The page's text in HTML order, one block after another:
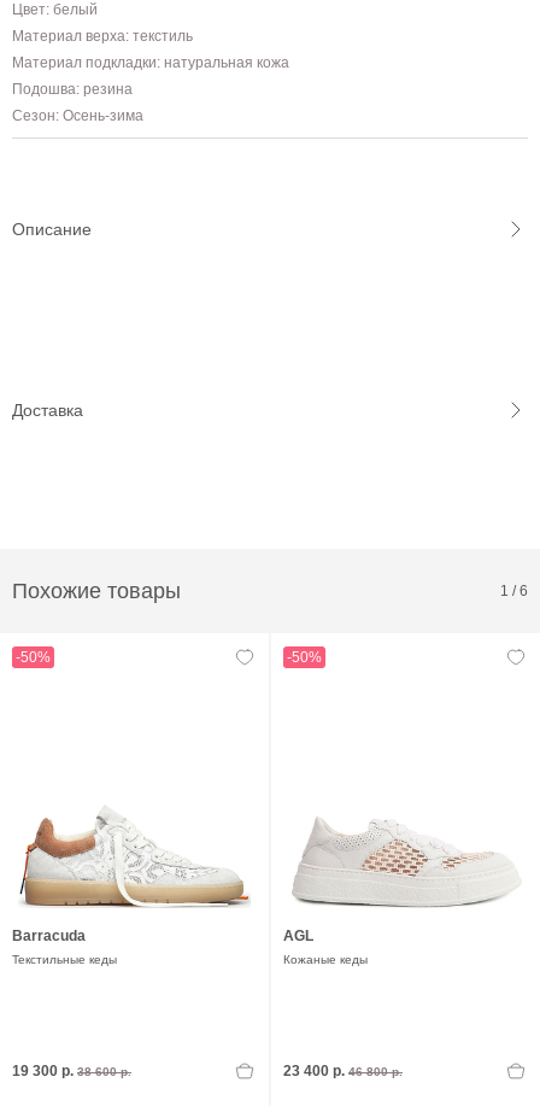
Цвет: белый
Материал верха: текстиль
Материал подкладки: натуральная кожа
Подошва: резина
Сезон: Осень-зима
Описание
Доставка
Похожие товары 1 /6
-50%
Barracuda
Текстильные кеды
19 300 р. 38 600 р.
-50%
AGL
Кожаные кеды
23 400 р. 46 800 р.